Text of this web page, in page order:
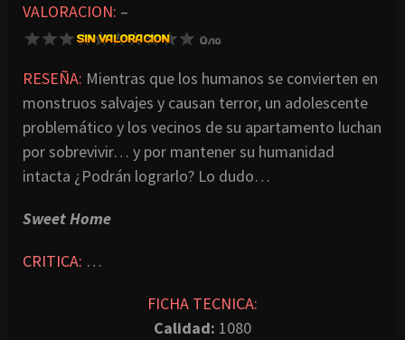
VALORACION: –
RESEÑA: Mientras que los humanos se convierten en
monstruos salvajes y causan terror, un adolescente
problemático y los vecinos de su apartamento luchan
por sobrevivir… y por mantener su humanidad
intacta ¿Podrán lograrlo? Lo dudo…
Sweet Home
CRITICA: …
FICHA TECNICA:
Calidad: 1080